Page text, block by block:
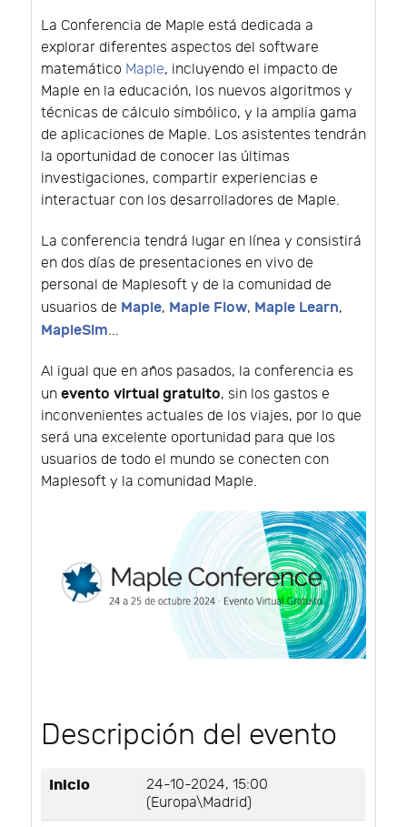
La Conferencia de Maple está dedicada a
explorar diferentes aspectos del software
matemático Maple, incluyendo el impacto de
Maple en la educación, los nuevos algoritmos y
técnicas de cálculo simbólico, y la amplia gama
de aplicaciones de Maple. Los asistentes tendrán
la oportunidad de conocer las últimas
investigaciones, compartir experiencias e
interactuar con los desarrolladores de Maple.
La conferencia tendrá lugar en línea y consistirá
en dos días de presentaciones en vivo de
personal de Maplesoft y de la comunidad de
usuarios de Maple, Maple Flow, Maple Learn,
MapleSim...
Al igual que en años pasados, la conferencia es
un evento virtual gratuito, sin los gastos e
inconvenientes actuales de los viajes, por lo que
será una excelente oportunidad para que los
usuarios de todo el mundo se conecten con
Maplesoft y la comunidad Maple.
Descripción del evento
Inicio
24-10-2024, 15:00
(Europa\Madrid)